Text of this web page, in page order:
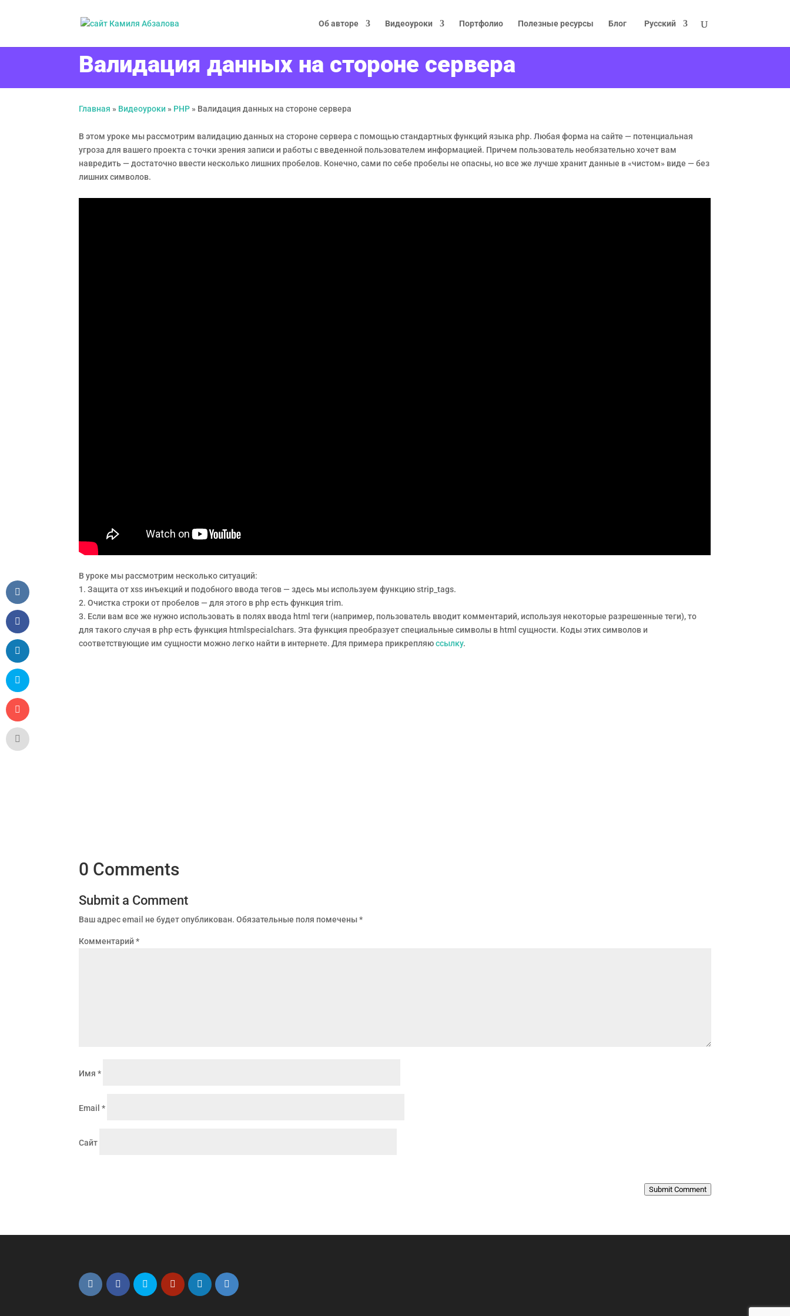
Об авторе Видеоуроки Портфолио Полезные ресурсы Блог Русский
Валидация данных на стороне сервера
Главная » Видеоуроки » PHP » Валидация данных на стороне сервера
В этом уроке мы рассмотрим валидацию данных на стороне сервера с помощью стандартных функций языка php. Любая форма на сайте — потенциальная
угроза для вашего проекта с точки зрения записи и работы с введенной пользователем информацией. Причем пользователь необязательно хочет вам
навредить — достаточно ввести несколько лишних пробелов. Конечно, сами по себе пробелы не опасны, но все же лучше хранит данные в «чистом» виде — без
лишних символов.
В уроке мы рассмотрим несколько ситуаций:
1. Защита от xss инъекций и подобного ввода тегов — здесь мы используем функцию strip_tags.
2. Очистка строки от пробелов — для этого в php есть функция trim.
3. Если вам все же нужно использовать в полях ввода html теги (например, пользователь вводит комментарий, используя некоторые разрешенные теги), то
для такого случая в php есть функция htmlspecialchars. Эта функция преобразует специальные символы в html сущности. Коды этих символов и
соответствующие им сущности можно легко найти в интернете. Для примера прикрепляюссылку.
0 Comments
Submit a Comment
Ваш адрес email не будет опубликован. Обязательные поля помечены*
Комментарий*
Имя*
Email*
Сайт
Submit Comment